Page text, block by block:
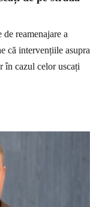
reamenajare a
că intervențiile asupra
în cazul celor uscați